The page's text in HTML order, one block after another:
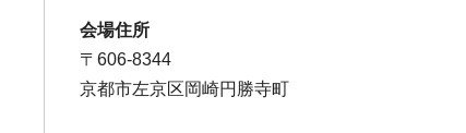
会場住所
〒606-8344
京都市左京区岡崎円勝寺町